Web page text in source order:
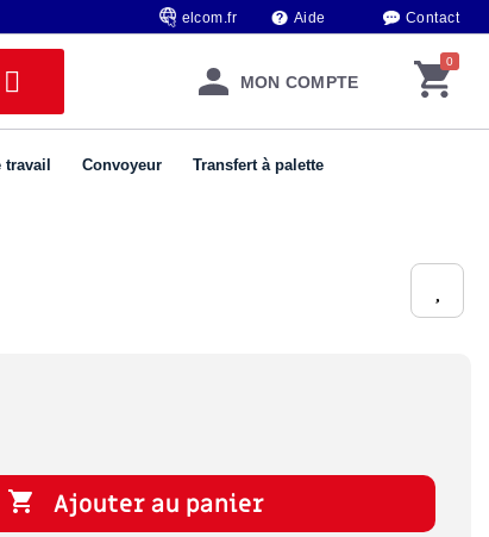
elcom.fr Aide Contact
MON COMPTE
travail Convoyeur Transfert à palette
 Ajouter au panier